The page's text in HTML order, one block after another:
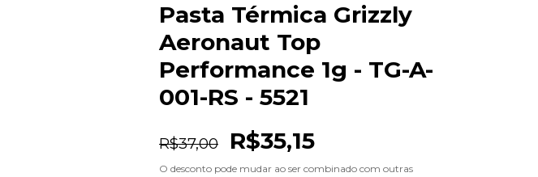
Pasta Térmica Grizzly
Aeronaut Top
Performance 1g - TG-A-
001-RS - 5521
R$37,00 R$35,15
O desconto pode mudar ao ser combinado com outras